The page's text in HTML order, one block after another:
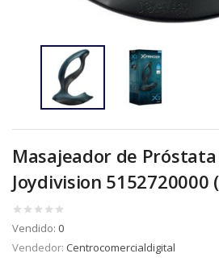
Masajeador de
Joydivision 5152720000
Vendido: 0
Vendedor: Centrocomercialdigital